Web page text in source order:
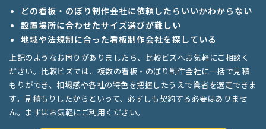
どの看板・のぼり制作会社に依頼したらいいかわからない
設置場所に合わせたサイズ選びが難しい
地域や法規制に合った看板制作会社を探している
上記のようなお困りがありましたら、比較ビズへお気軽にご相談く
ださい。比較ビズでは、複数の看板・のぼり制作会社に一括で見積
もりができ、相場感や各社の特色を把握したうえで業者を選定できま
す。見積もりしたからといって、必ずしも契約する必要はありませ
ん。まずはお気軽にご利用ください。